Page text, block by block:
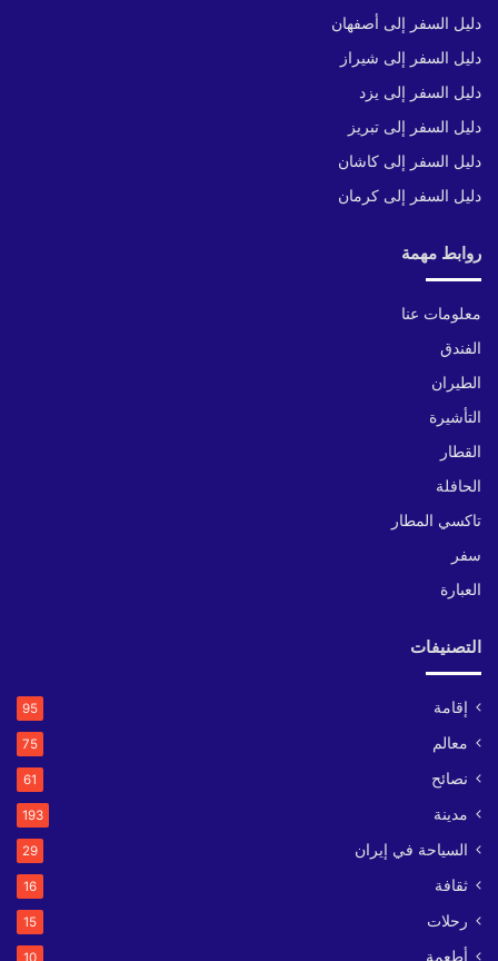
دليل السفر إلى أصفهان
دليل السفر إلى شيراز
دليل السفر إلى يزد
دليل السفر إلى تبريز
دليل السفر إلى كاشان
دليل السفر إلى كرمان
روابط مهمة
معلومات عنا
الفندق
الطيران
التأشيرة
القطار
الحافلة
تاكسي المطار
سفر
العبارة
التصنيفات
إقامة 95
معالم 75
نصائح 61
مدينة 193
السياحة في إيران 29
ثقافة 16
رحلات 15
أطعمة